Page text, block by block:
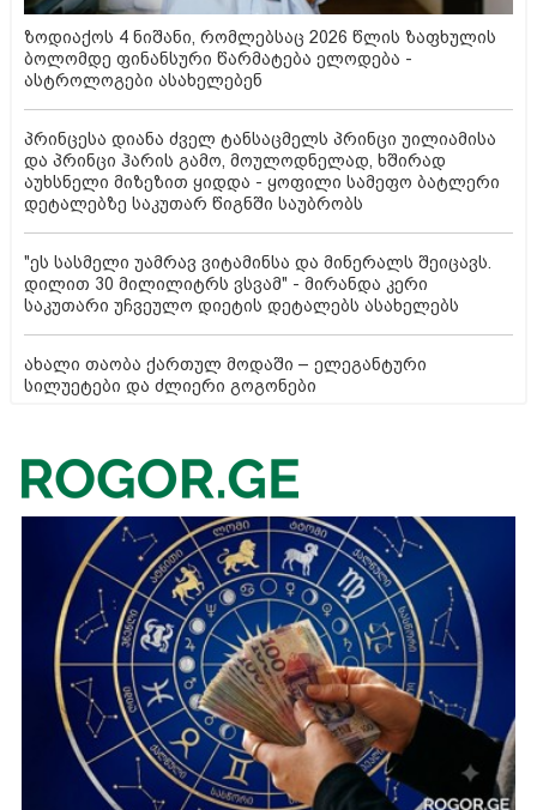
ზოდიაქოს 4 ნიშანი, რომლებსაც 2026 წლის ზაფხულის
ბოლომდე ფინანსური წარმატება ელოდება -
ასტროლოგები ასახელებენ
პრინცესა დიანა ძველ ტანსაცმელს პრინცი უილიამისა
და პრინცი ჰარის გამო, მოულოდნელად, ხშირად
აუხსნელი მიზეზით ყიდდა - ყოფილი სამეფო ბატლერი
დეტალებზე საკუთარ წიგნში საუბრობს
"ეს სასმელი უამრავ ვიტამინსა და მინერალს შეიცავს.
დილით 30 მილილიტრს ვსვამ" - მირანდა კერი
საკუთარი უჩვეულო დიეტის დეტალებს ასახელებს
ახალი თაობა ქართულ მოდაში – ელეგანტური
სილუეტები და ძლიერი გოგონები